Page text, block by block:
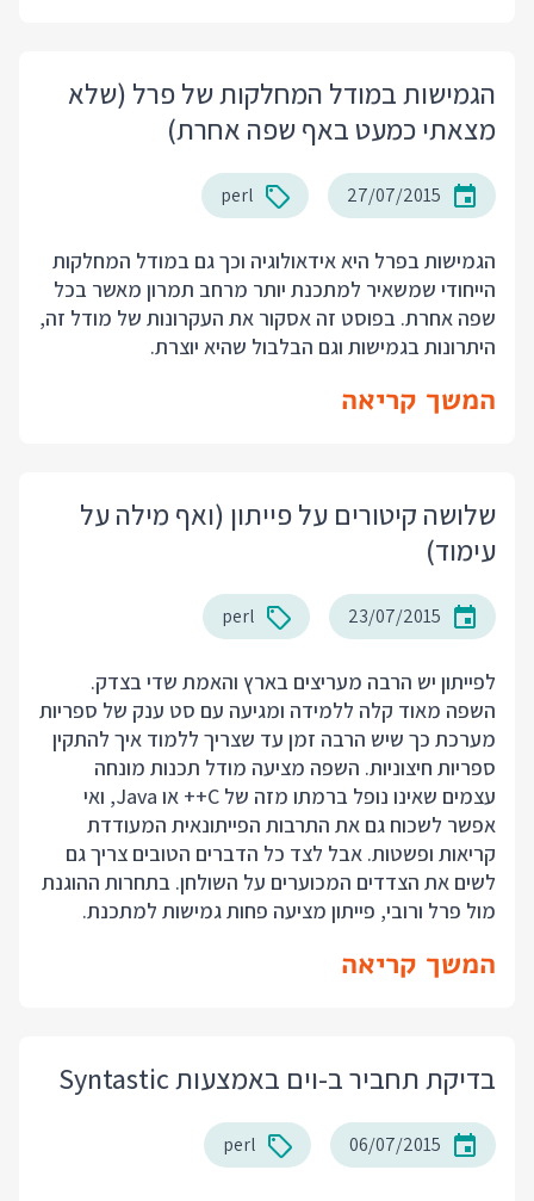
הגמישות במודל המחלקות של פרל (שלא
מצאתי כמעט באף שפה אחרת)
27/07/2015
perl
הגמישות בפרל היא אידאולוגיה וכך גם במודל המחלקות
הייחודי שמשאיר למתכנת יותר מרחב תמרון מאשר בכל
שפה אחרת. בפוסט זה אסקור את העקרונות של מודל זה,
היתרונות בגמישות וגם הבלבול שהיא יוצרת.
המשך קריאה
שלושה קיטורים על פייתון (ואף מילה על
עימוד)
23/07/2015
perl
לפייתון יש הרבה מעריצים בארץ והאמת שדי בצדק.
השפה מאוד קלה ללמידה ומגיעה עם סט ענק של ספריות
מערכת כך שיש הרבה זמן עד שצריך ללמוד איך להתקין
ספריות חיצוניות. השפה מציעה מודל תכנות מונחה
עצמים שאינו נופל ברמתו מזה של C++ או Java, ואי
אפשר לשכוח גם את התרבות הפייתונאית המעודדת
קריאות ופשטות. אבל לצד כל הדברים הטובים צריך גם
לשים את הצדדים המכוערים על השולחן. בתחרות ההוגנת
מול פרל ורובי, פייתון מציעה פחות גמישות למתכנת.
המשך קריאה
בדיקת תחביר ב-וים באמצעות Syntastic
06/07/2015
perl